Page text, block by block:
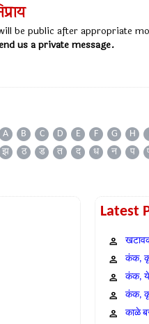
be public after appropriate
us a private message.
A B C D E F G H
झ ठ ड त द ध न प
Latest
कंक,
कंक,
कंक,
काळे